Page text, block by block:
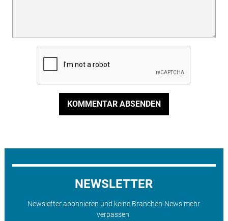
KOMMENTAR ABSENDEN
NEWSLETTER
Newsletter abonnieren und keine Branchen-News mehr
verpassen.